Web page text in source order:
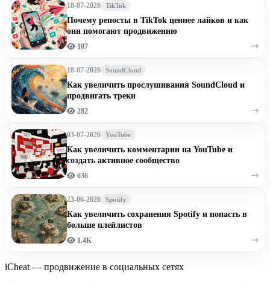
18-07-2026 TikTok
Почему репосты в TikTok ценнее лайков и как
они помогают продвижению
107
18-07-2026 SoundCloud
Как увеличить прослушивания SoundCloud и
продвигать треки
282
03-07-2026 YouTube
Как увеличить комментарии на YouTube и
создать активное сообщество
636
23-06-2026 Spotify
Как увеличить сохранения Spotify и попасть в
больше плейлистов
1.4K
iCheat — продвижение в социальных сетях